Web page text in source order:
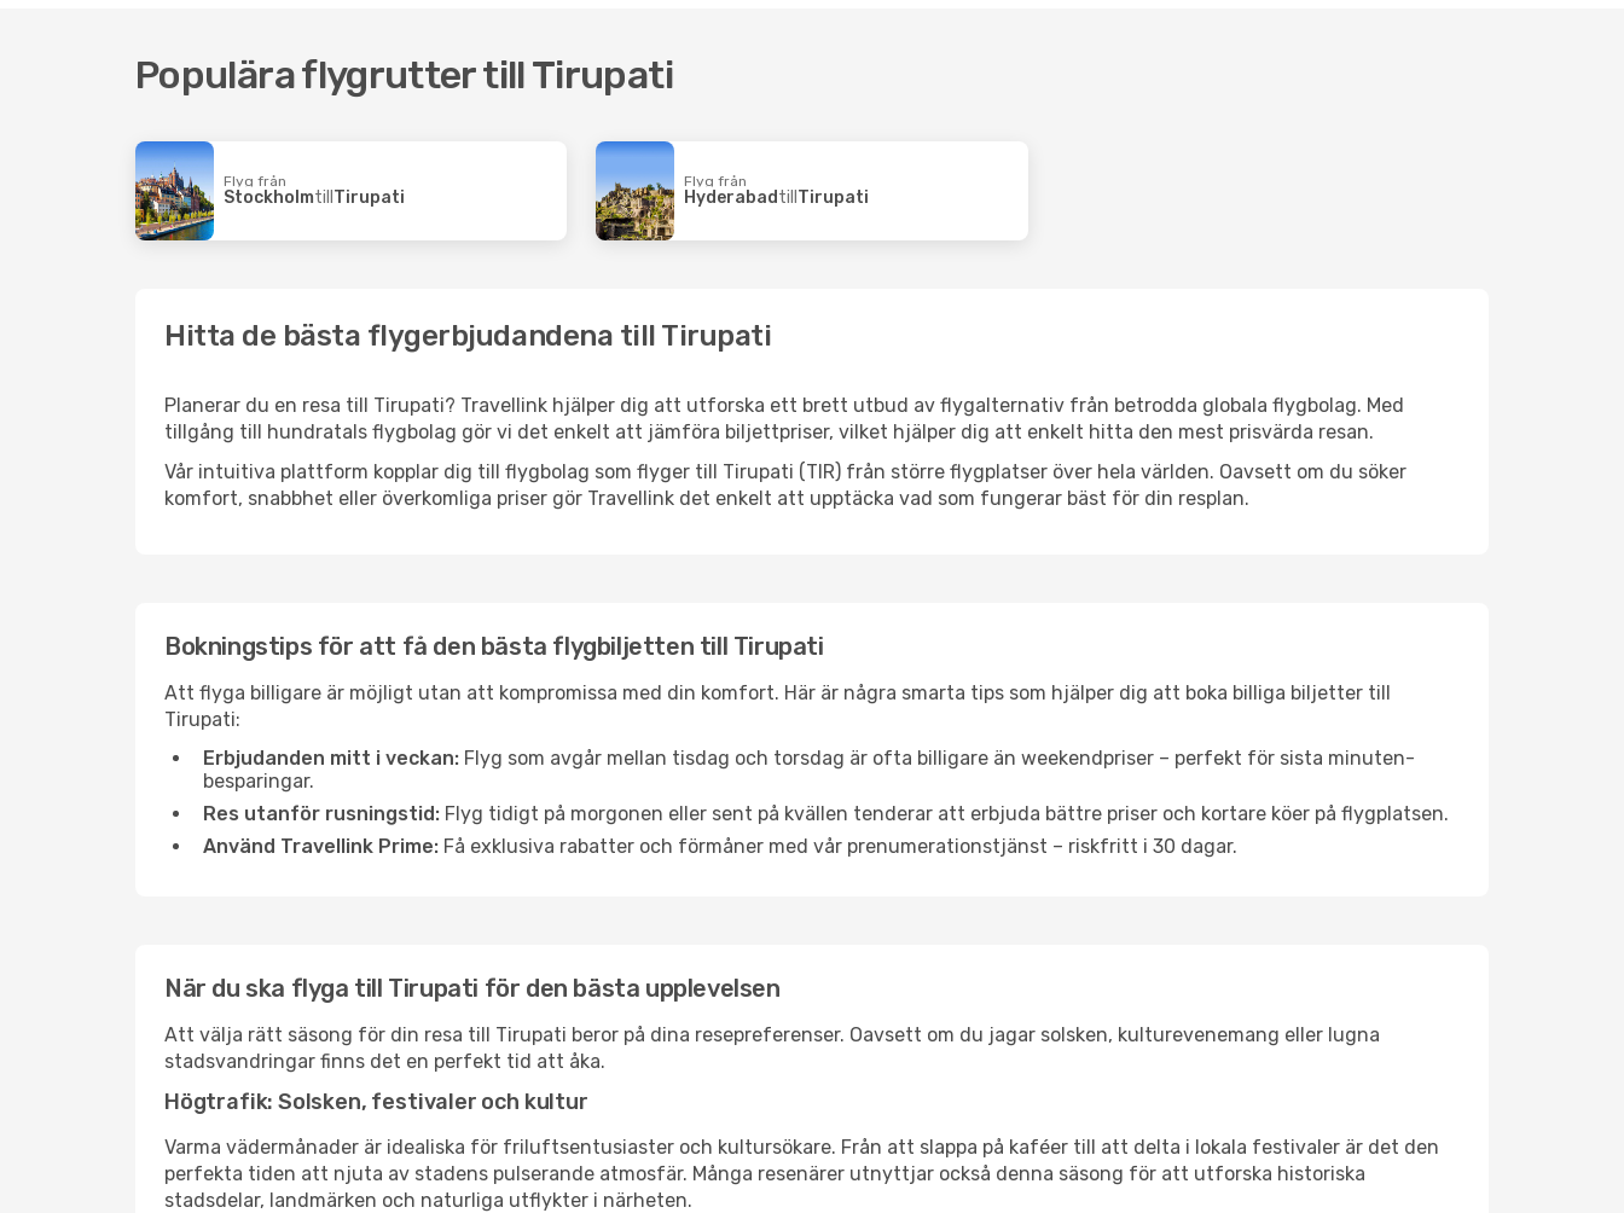
Populära flygrutter till Tirupati
Flyg från
Stockholmtill Tirupati
Flyg från
Hyderabadtill Tirupati
Hitta de bästa flygerbjudandena till Tirupati
Planerar du en resa till Tirupati? Travellink hjälper dig att utforska ett brett utbud av flygalternativ från betrodda globala flygbolag. Med
tillgång till hundratals flygbolag gör vi det enkelt att jämföra biljettpriser, vilket hjälper dig att enkelt hitta den mest prisvärda resan.
Vår intuitiva plattform kopplar dig till flygbolag som flyger till Tirupati (TIR) från större flygplatser över hela världen. Oavsett om du söker
komfort, snabbhet eller överkomliga priser gör Travellink det enkelt att upptäcka vad som fungerar bäst för din resplan.
Bokningstips för att få den bästa flygbiljetten till Tirupati
Att flyga billigare är möjligt utan att kompromissa med din komfort. Här är några smarta tips som hjälper dig att boka billiga biljetter till
Tirupati:
Erbjudanden mitt i veckan: Flyg som avgår mellan tisdag och torsdag är ofta billigare än weekendpriser – perfekt för sista minuten-
besparingar.
Res utanför rusningstid: Flyg tidigt på morgonen eller sent på kvällen tenderar att erbjuda bättre priser och kortare köer på flygplatsen.
Använd Travellink Prime: Få exklusiva rabatter och förmåner med vår prenumerationstjänst – riskfritt i 30 dagar.
När du ska flyga till Tirupati för den bästa upplevelsen
Att välja rätt säsong för din resa till Tirupati beror på dina resepreferenser. Oavsett om du jagar solsken, kulturevenemang eller lugna
stadsvandringar finns det en perfekt tid att åka.
Högtrafik: Solsken, festivaler och kultur
Varma vädermånader är idealiska för friluftsentusiaster och kultursökare. Från att slappa på kaféer till att delta i lokala festivaler är det den
perfekta tiden att njuta av stadens pulserande atmosfär. Många resenärer utnyttjar också denna säsong för att utforska historiska
stadsdelar, landmärken och naturliga utflykter i närheten.